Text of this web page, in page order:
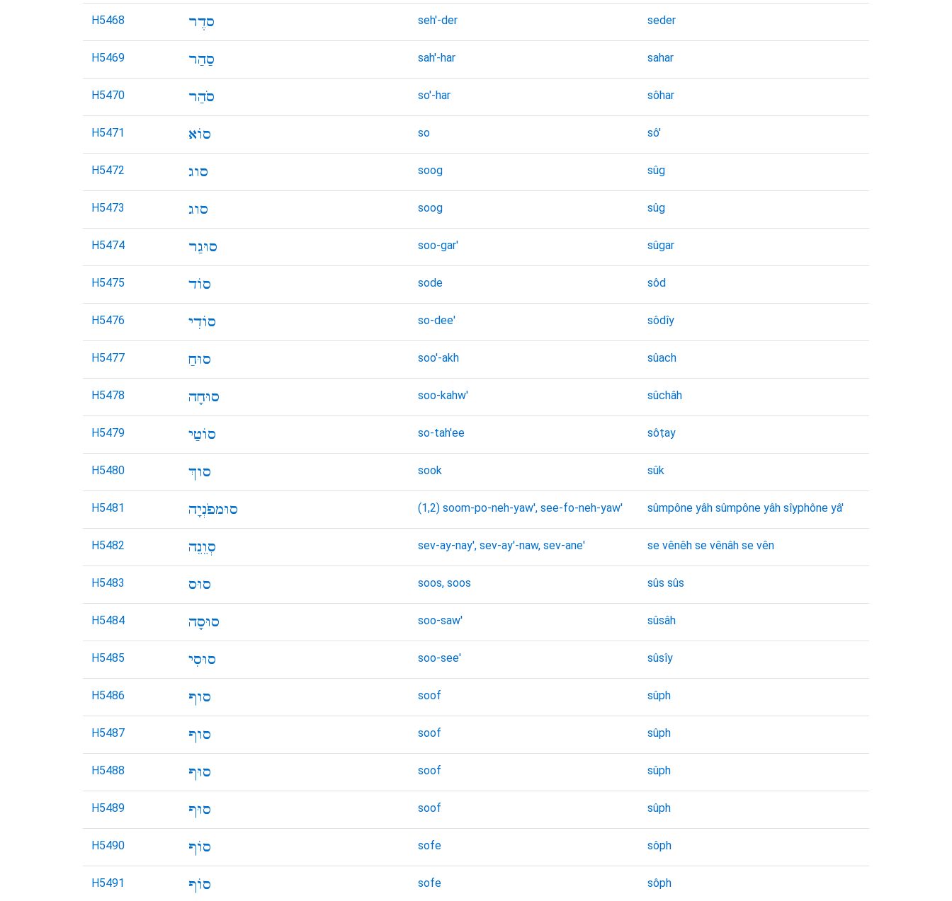
H5468 seh'-der seder
H5469 sah'-har sahar
H5470 so'-har sôhar
H5471 so sô'
H5472 soog sûg
H5473 soog sûg
H5474 soo-gar' sûgar
H5475 sode sôd
H5476 so-dee' sôdı̂y
H5477 soo'-akh sûach
H5478 soo-kahw' sûchâh
H5479 so-tah'ee sôṭay
H5480 sook sûk
H5481 (1,2) soom-po-neh-yaw', see-fo-neh-yaw' sûmpône yâh sûmpône yâh sı̂yphône yâ'
H5482 sev-ay-nay', sev-ay'-naw, sev-ane' se vênêh se vênâh se vên
H5483 soos, soos sûs sûs
H5484 soo-saw' sûsâh
H5485 soo-see' sûsı̂y
H5486 soof sûph
H5487 soof sûph
H5488 soof sûph
H5489 soof sûph
H5490 sofe sôph
H5491 sofe sôph